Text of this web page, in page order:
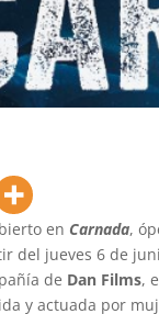
en Carnada,
del jueves 6 de
de Dan Films,
y actuada por